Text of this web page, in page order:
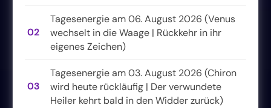
02
Tagesenergie am 06. August 2026 (Venus
wechselt in die Waage | Rückkehr in ihr
eigenes Zeichen)
03
Tagesenergie am 03. August 2026 (Chiron
wird heute rückläufig | Der verwundete
Heiler kehrt bald in den Widder zurück)